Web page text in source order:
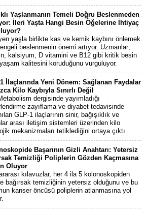
Yaşlanmanın Temeli Doğru Beslenmeden
İleri Yaşta Hangi Besin Öğelerine İhtiyaç
yaşla birlikte kas ve kemik kaybını önlemek
beslenmenin önemi artıyor. Uzmanlar;
kalsiyum, D vitamini ve B12 gibi kritik besin
kalitesini koruduğunu vurguluyor.
İlaçlarında Yeni Dönem: Sağlanan Faydalar
Kilo Kaybıyla Sınırlı Değil
dergisinde yayımladığı
zayıflama ve diyabet tedavisinde
GLP-1 ilaçlarının sinir, bağışıklık ve
arası iletişim sistemleri üzerinden kilo
mekanizmaları tetiklediğini ortaya çıktı
Başarının Gizli Anahtarı: Yetersiz
Temizliği Poliplerin Gözden Kaçmasına
Oluyor
kılavuzlar, her 4 ila 5 kolonoskopiden
bağırsak temizliğinin yetersiz olduğunu ve bu
kanser öncüsü poliplerin atlanmasına yol